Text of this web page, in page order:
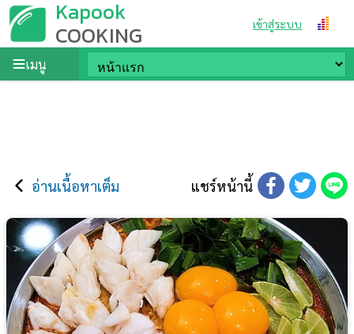
Kapook
COOKING เข้าสู่ระบบ
เมนู
อ่านเนื้อหาเต็ม แชร์หน้านี้